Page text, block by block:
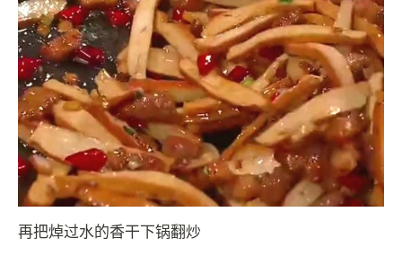
再把焯过水的香干下锅翻炒